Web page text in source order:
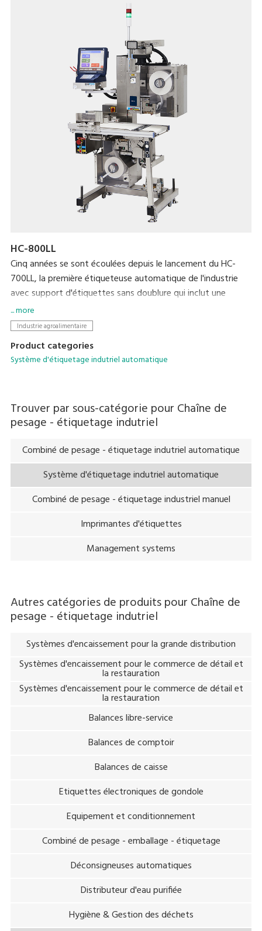
HC-800LL
Cinq années se sont écoulées depuis le lancement du HC-
700LL, la première étiqueteuse automatique de l'industrie
avec support d'étiquettes sans doublure qui inclut une
fonction de découpe automatique, ce qui constitue une
réalisation technique extrêmement difficile. Le HC-800LL est
résoudre divers problèmes rencontrés par l'industrie
agroalimentaire, notamment l'augmentation du nombre de
... more
Industrie agroalimentaire
Product categories
Système d'étiquetage indutriel automatique
Trouver par sous-catégorie pour Chaîne de
pesage - étiquetage indutriel
Combiné de pesage - étiquetage indutriel automatique
Système d'étiquetage indutriel automatique
Combiné de pesage - étiquetage industriel manuel
Imprimantes d'étiquettes
Management systems
Autres catégories de produits pour Chaîne de
pesage - étiquetage indutriel
Systèmes d'encaissement pour la grande distribution
Systèmes d'encaissement pour le commerce de détail et
la restauration
Systèmes d'encaissement pour le commerce de détail et
la restauration
Balances libre-service
Balances de comptoir
Balances de caisse
Etiquettes électroniques de gondole
Equipement et conditionnement
Combiné de pesage - emballage - étiquetage
Déconsigneuses automatiques
Distributeur d'eau purifiée
Hygiène & Gestion des déchets